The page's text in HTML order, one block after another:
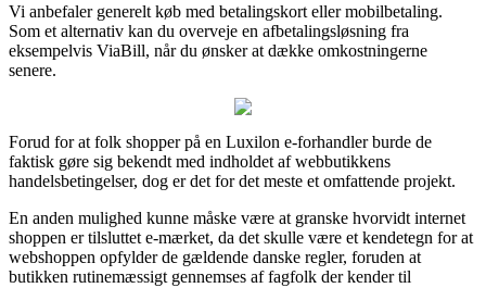
Vi anbefaler generelt køb med betalingskort eller mobilbetaling.
Som et alternativ kan du overveje en afbetalingsløsning fra
eksempelvis ViaBill, når du ønsker at dække omkostningerne
senere.
Forud for at folk shopper på en Luxilon e-forhandler burde de
faktisk gøre sig bekendt med indholdet af webbutikkens
handelsbetingelser, dog er det for det meste et omfattende projekt.
En anden mulighed kunne måske være at granske hvorvidt internet
shoppen er tilsluttet e-mærket, da det skulle være et kendetegn for at
webshoppen opfylder de gældende danske regler, foruden at
butikken rutinemæssigt gennemses af fagfolk der kender til